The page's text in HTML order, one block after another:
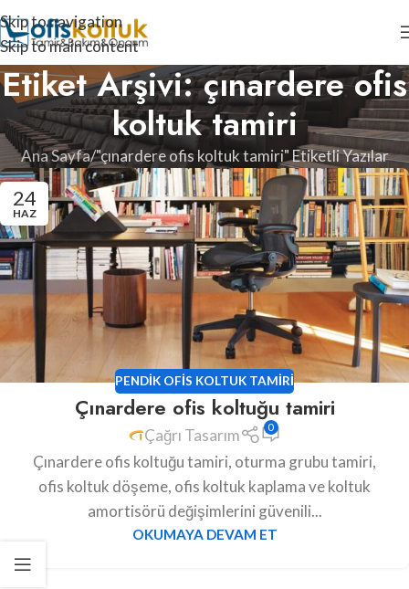
Skip to navigation
Skip to main content
Etiket Arşivi: çınardere ofis
koltuk tamiri
Ana Sayfa "çınardere ofis koltuk tamiri" Etiketli Yazılar
24
HAZ
PENDIK OFIS KOLTUK TAMIRI
Çınardere ofis koltuğu tamiri
Çağrı Tasarım 0
Çınardere ofis koltuğu tamiri, oturma grubu tamiri,
ofis koltuk döşeme, ofis koltuk kaplama ve koltuk
amortisörü değişimlerini güvenili...
OKUMAYA DEVAM ET